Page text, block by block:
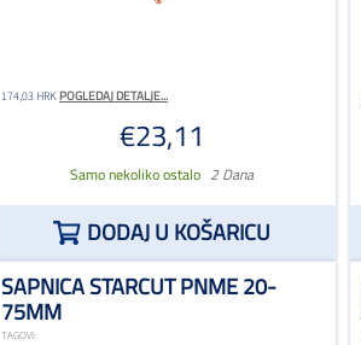
174,03 HRKPOGLEDAJ DETALJE...
€23,11
Samo nekoliko ostalo 2 Dana
DODAJ U KOŠARICU
SAPNICA STARCUT PNME 20-
75MM
TAGOVI: